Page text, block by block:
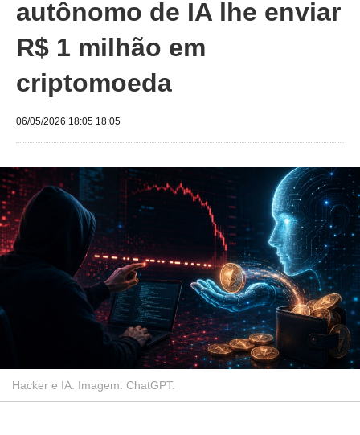
autônomo de IA lhe enviar
R$ 1 milhão em
criptomoeda
06/05/2026 18:05 18:05
Hacker e IA. Imagem: ChatGPT.